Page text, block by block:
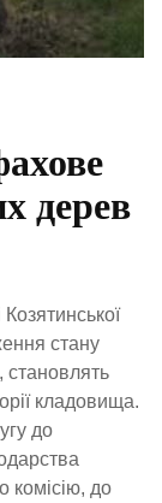
дерев
стану
становлять
кладовища.
до
комісію, до